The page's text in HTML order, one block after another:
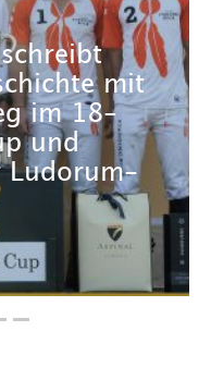
mit
im 18-
und
Ludorum-